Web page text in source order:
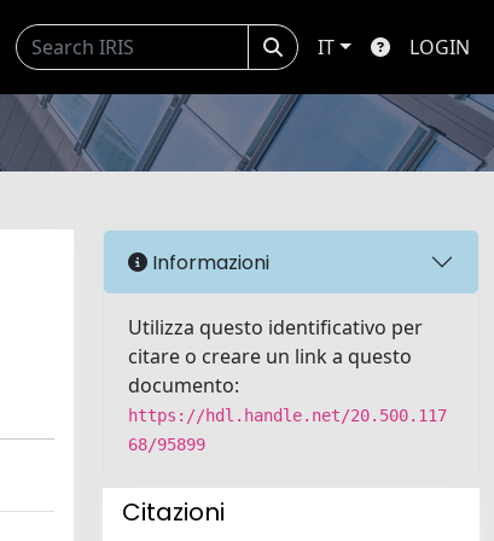
IT LOGIN
Informazioni
Utilizza questo identificativo per
citare o creare un link a questo
documento:
https://hdl.handle.net/20.500.117
68/95899
Citazioni